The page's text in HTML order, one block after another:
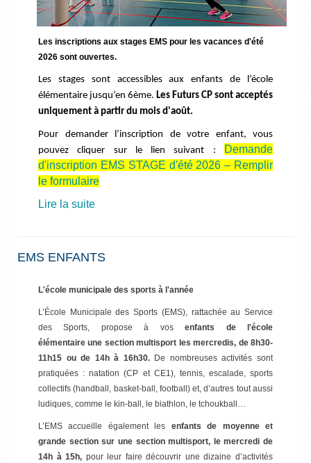
Les inscriptions aux stages EMS pour les vacances d'été
2026 sont ouvertes.
Les stages sont accessibles aux enfants de l’école
élémentaire jusqu’en 6ème. Les Futurs CP sont acceptés
uniquement à partir du mois d'août.
Pour demander l’inscription de votre enfant, vous
pouvez cliquer sur le lien suivant :
Demande
d'inscription EMS STAGE d'été 2026 – Remplir
le formulaire
Lire la suite
EMS ENFANTS
L'école municipale des sports à l'année
L’École Municipale des Sports (EMS), rattachée au Service
des Sports, ­propose à vosenfants del'école
élémentaire une section multisport les mercredis, de8h30-
11h15 ou de 14h à 16h30. De nombreuses activités sont
pratiquées : natation (CP et CE1), tennis, escalade, sports
collectifs (handball, basket-ball, football) et, d’autres tout aussi
ludiques, comme le kin-ball, le biathlon, le tchoukball…
L’EMS accueille également les
enfants de moyenne et
grande sectionsur une section multisport, le mercredi de
14h à 15h, pour leur faire découvrir une dizaine d’activités